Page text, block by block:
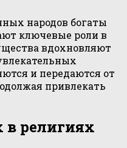
народов богаты
ключевые роли в
вдохновляют
и передаются от
привлекать
в религиях